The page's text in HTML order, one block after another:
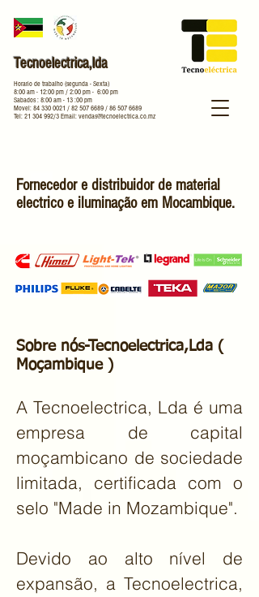
Tecnoelectrica,lda
Horario de trabalho (segunda - Sexta)
8:00 am - 12:00 pm / 2:00 pm - 6:00 pm
Sabados : 8:00 am - 13 :00 pm
Movel: 84 330 0021 / 82 507 6689 / 86 507 6689
Tel: 21 304 992/3 Email: vendas@tecnoelectrica.co.mz
Fornecedor e distribuidor de material
electrico e iluminação em Mocambique.
Sobre nós-Tecnoelectrica,Lda (
Moçambique )
A Tecnoelectrica, Lda é uma
empresa de capital
moçambicano de sociedade
limitada, certificada com o
selo "Made in Mozambique".
Devido ao alto nível de
expansão, a Tecnoelectrica,